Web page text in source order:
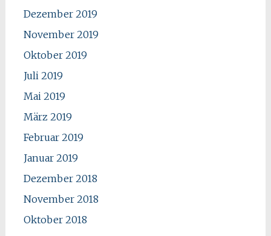
Dezember 2019
November 2019
Oktober 2019
Juli 2019
Mai 2019
März 2019
Februar 2019
Januar 2019
Dezember 2018
November 2018
Oktober 2018